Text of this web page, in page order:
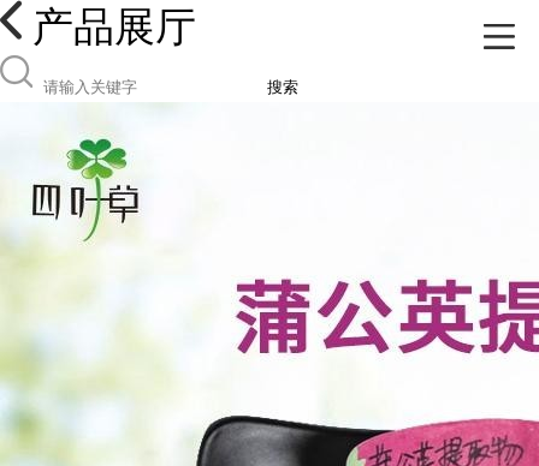
产品展厅
搜索